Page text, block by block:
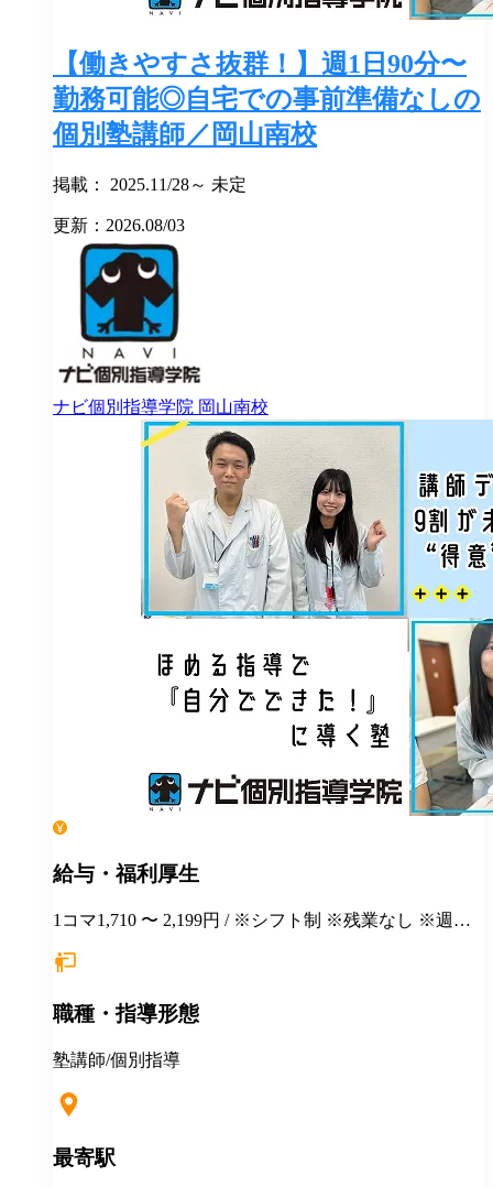
【働きやすさ抜群！】週1日90分〜
勤務可能◎自宅での事前準備なしの
個別塾講師／岡山南校
掲載： 2025.11/28～ 未定
更新：2026.08/03
ナビ個別指導学院 岡山南校
給与・福利厚生
1コマ1,710 〜 2,199円 / ※シフト制 ※残業なし ※週１
等にも別途お支払いします(規定あり) ＊有給休暇あり
度あり⇒グループ会社の割引制度が使えます！ ＊産
あり(社会人講師で月87時間以上の勤務がある方が対
職種・指導形態
塾講師/個別指導
最寄駅